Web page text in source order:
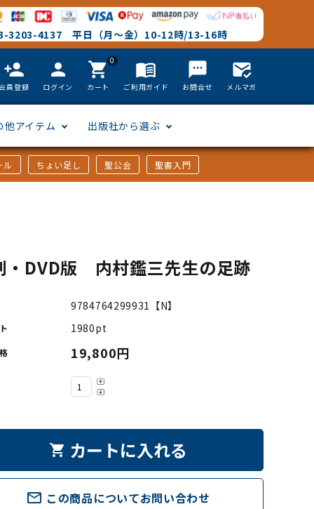
3203-4137 平日（月～金）10-12時/13-16時
person_add
員登録
person
ログイン
0
shopping_cart
カート
menu_book
ご利用ガイド
textsms
お問合せ
mark_email_read
メルマガ
他アイテム 出版社から選ぶ
ル ちょい足し 聖公会 聖書入門
・DVD版 内村鑑三先生の足跡
9784764299931【N】
1980pt
19,800円
shopping_cart カートに入れる
mail_outline この商品についてお問い合わせ